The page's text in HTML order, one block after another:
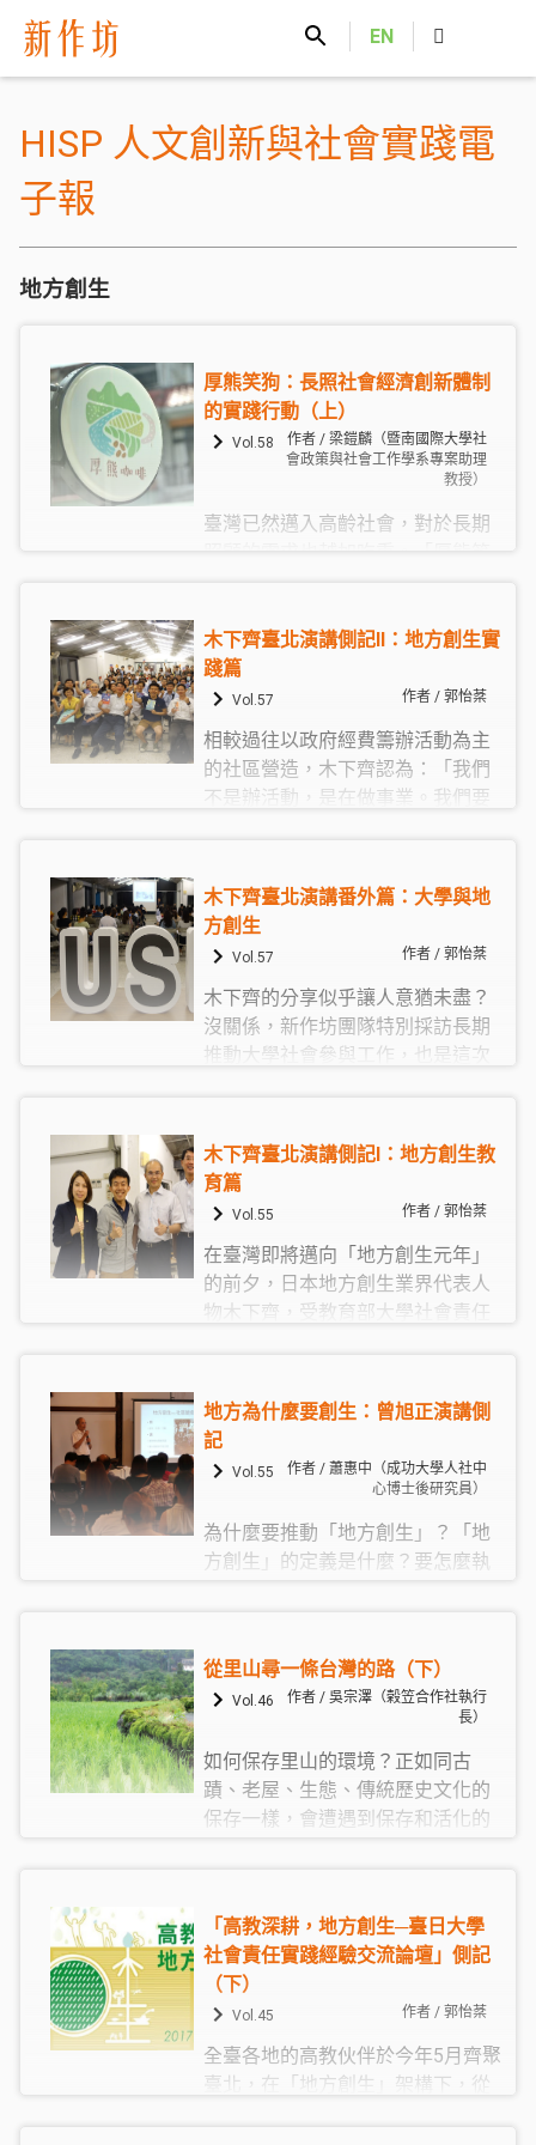
EN
HISP 人文創新與社會實踐電
子報
地方創生
厚熊笑狗：長照社會經濟創新體制
的實踐行動（上）
Vol.58
作者 / 梁鎧麟（暨南國際大學社
會政策與社會工作學系專案助理
教授）
臺灣已然邁入高齡社會，對於長期
組織、專業NPO三方的力量，以社
會經濟、設計思考的面向，規劃整
體性的長照相關服務，共同建構水
式。
木下齊臺北演講側記Ⅱ：地方創生實
踐篇
Vol.57 作者 / 郭怡棻
相較過往以政府經費籌辦活動為主
的社區營造，木下齊認為：「我們
不是辦活動，是在做事業。我們要
構，再把賺來的錢回饋給當地。」
而地方創生的主導權也從中央政府
移轉到地方。過去地方總是向中央
尋求發展的答案，木下齊和伙伴們
卻反其道而行，從地方中找出問題
和可能解方，整合各地做法，形成
有體系的「know-how」。
木下齊臺北演講番外篇：大學與地
方創生
Vol.57 作者 / 郭怡棻
木下齊的分享似乎讓人意猶未盡？
沒關係，新作坊團隊特別採訪長期
推動大學社會參與工作，也是這次
齊演講的收穫，以及對大學裡參與
社會實踐伙伴們的建議。
木下齊臺北演講側記Ⅰ：地方創生教
育篇
Vol.55 作者 / 郭怡棻
在臺灣即將邁向「地方創生元年」
的前夕，日本地方創生業界代表人
物木下齊，受教育部大學社會責任
滿座的大學教師、社區工作者、公
務員、民意代表，木下齊從自己的
高中經歷談起，犀利切入日本地方
創生的失敗與成功經驗，以業界觀
及貢獻。
地方為什麼要創生：曾旭正演講側
記
Vol.55
作者 / 蕭惠中（成功大學人社中
心博士後研究員）
為什麼要推動「地方創生」？「地
方創生」的定義是什麼？要怎麼執
展思維陷入困境。「地方創生」能
否成為一帖對症良藥，亟待各界的
從里山尋一條台灣的路（下）
Vol.46
作者 / 吳宗澤（榖笠合作社執行
長）
如何保存里山的環境？正如同古
蹟、老屋、生態、傳統歷史文化的
保存一樣，會遭遇到保存和活化的
在全球的答案中找尋合適自己的方
式，減少對市場經濟的依賴，達到
社會生態生產的永續共存。
「高教深耕，地方創生─臺日大學
社會責任實踐經驗交流論壇」側記
（下）
Vol.45 作者 / 郭怡棻
全臺各地的高教伙伴於今年5月齊聚
臺北，在「地方創生」架構下，從